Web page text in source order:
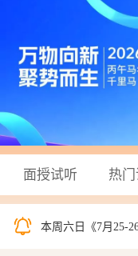
面授试听 热
本周六日《7月25-
2026年汇英教育一